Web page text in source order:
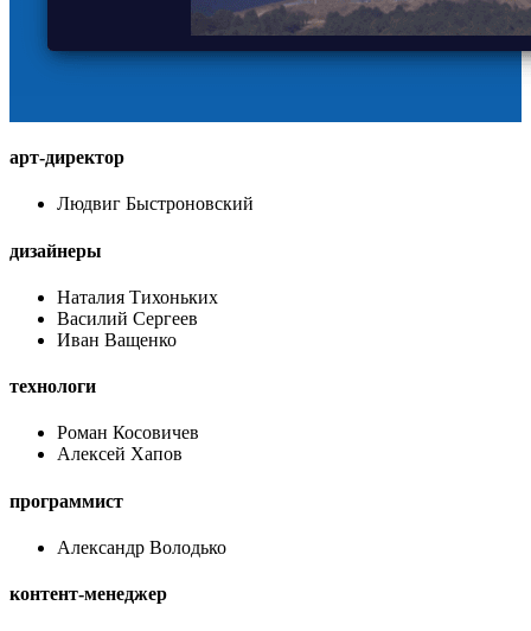
арт-директор
Людвиг Быстроновский
дизайнеры
Наталия Тихоньких
Василий Сергеев
Иван Ващенко
технологи
Роман Косовичев
Алексей Хапов
программист
Александр Володько
контент-менеджер